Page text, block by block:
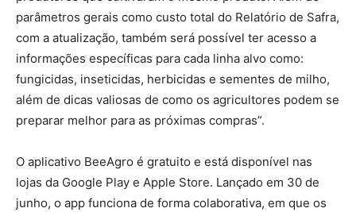
parâmetros gerais como custo total do Relatório de Safra,
com a atualização, também será possível ter acesso a
informações específicas para cada linha alvo como:
fungicidas, inseticidas, herbicidas e sementes de milho,
além de dicas valiosas de como os agricultores podem se
preparar melhor para as próximas compras”.
O aplicativo BeeAgro é gratuito e está disponível nas
lojas da Google Play e Apple Store. Lançado em 30 de
junho, o app funciona de forma colaborativa, em que os